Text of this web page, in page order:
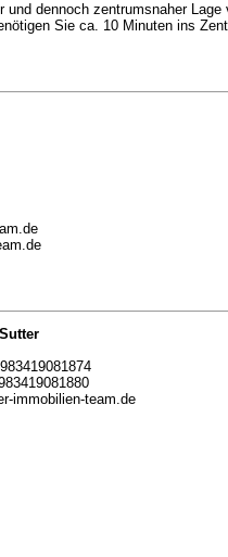
und dennoch zentrumsnaher
Sie ca. 10 Minuten ins
immobilien-team.de